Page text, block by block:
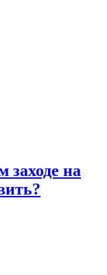
заходе на